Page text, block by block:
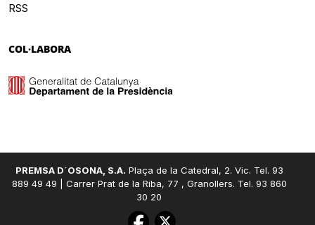
RSS
COL·LABORA
PREMSA D´OSONA, S.A. Plaça de la Catedral, 2. Vic. Tel. 93
889 49 49 | Carrer Prat de la Riba, 77 , Granollers. Tel. 93 860
30 20